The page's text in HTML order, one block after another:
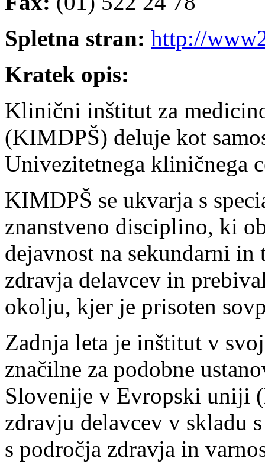
Spletna stran: http://
Kratek opis:
Klinični inštitut za
(KIMDPŠ) deluje kot
Univezitetnega kliničnega
KIMDPŠ se ukvarja s
znanstveno disciplino, ki
dejavnost na sekundarni
zdravja delavcev in
okolju, kjer je prisoten
Zadnja leta je inštitut v
značilne za podobne
Slovenije v Evropski uniji
zdravju delavcev v skladu
s področja zdravja in